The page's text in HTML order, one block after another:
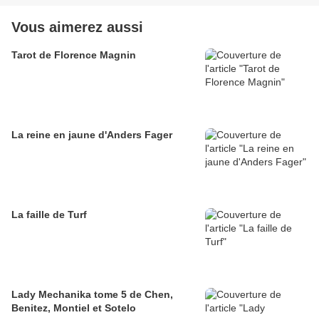
Vous aimerez aussi
Tarot de Florence Magnin
La reine en jaune d'Anders Fager
La faille de Turf
Lady Mechanika tome 5 de Chen,
Benitez, Montiel et Sotelo